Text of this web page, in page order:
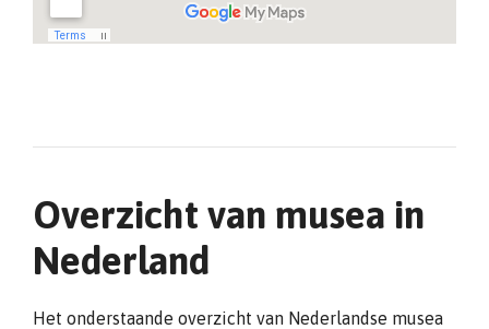
Overzicht van musea in
Nederland
Het onderstaande overzicht van Nederlandse musea